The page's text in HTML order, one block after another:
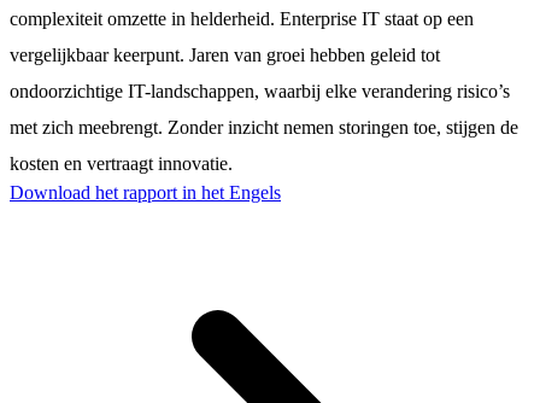
complexiteit omzette in helderheid. Enterprise IT staat op een
vergelijkbaar keerpunt. Jaren van groei hebben geleid tot
ondoorzichtige IT-landschappen, waarbij elke verandering risico’s
met zich meebrengt. Zonder inzicht nemen storingen toe, stijgen de
kosten en vertraagt innovatie.
Download het rapport in het Engels